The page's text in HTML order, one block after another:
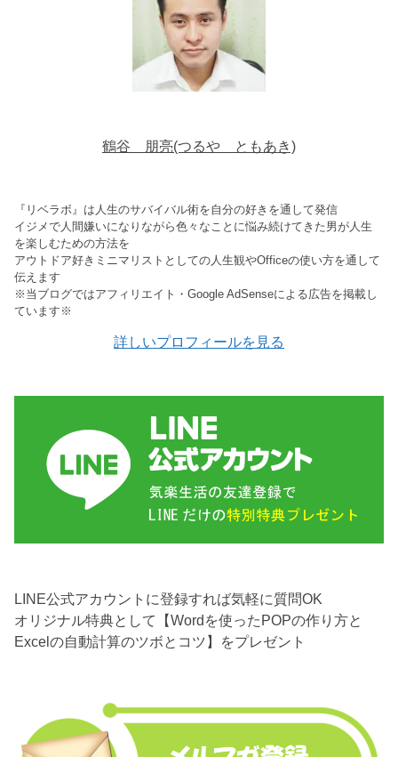
鶴谷 朋亮(つるや ともあき)
『リベラボ』は人生のサバイバル術を自分の好きを通して発信
イジメで人間嫌いになりながら色々なことに悩み続けてきた男が人生
を楽しむための方法を
アウトドア好きミニマリストとしての人生観やOfficeの使い方を通して
伝えます
※当ブログではアフィリエイト・Google AdSenseによる広告を掲載し
ています※
詳しいプロフィールを見る
LINE公式アカウントに登録すれば気軽に質問OK
オリジナル特典として【Wordを使ったPOPの作り方と
Excelの自動計算のツボとコツ】をプレゼント